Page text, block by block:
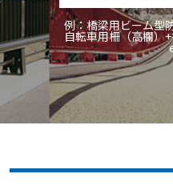
例：橋梁用ビーム型
自転車用柵（高欄）